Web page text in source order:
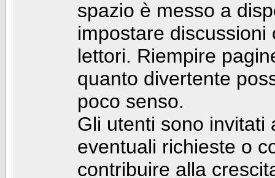
spazio è messo a
impostare
lettori. Riempire
quanto divertente
poco senso.
Gli utenti sono invitati
eventuali richieste o
contribuire alla